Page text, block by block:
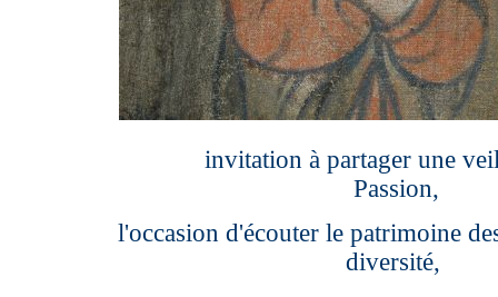
invitation à partager une
Passion,
l'occasion d'écouter le patrimoine
diversité,